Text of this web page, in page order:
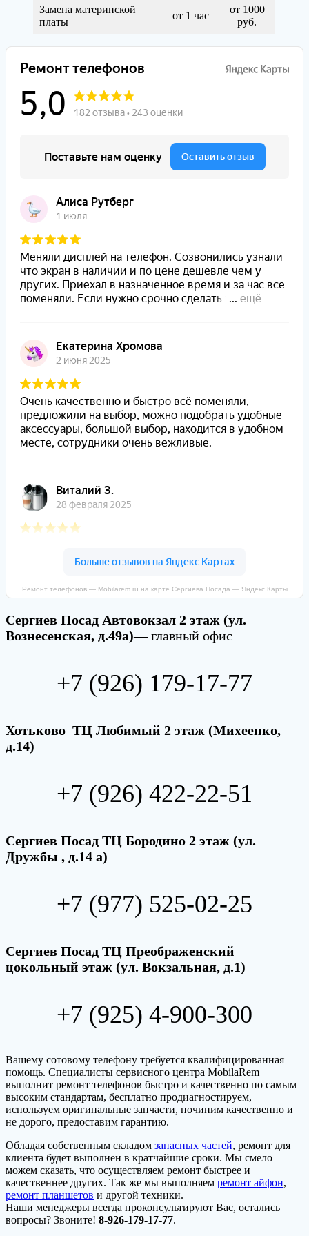
Замена материнской
платы
от 1 час
от 1000
руб.
Ремонт телефонов — Mobilarem.ru на карте Сергиева Посада — Яндекс.Карты
Сергиев Посад Автовокзал 2 этаж (ул.
Вознесенская, д.49а)— главный офис
+7 (926) 179-17-77
Хотьково ТЦ Любимый 2 этаж (Михеенко,
д.14)
+7 (926) 422-22-51
Сергиев Посад ТЦ Бородино 2 этаж (ул.
Дружбы , д.14 а)
+7 (977) 525-02-25
Сергиев Посад ТЦ Преображенский
цокольный этаж (ул. Вокзальная, д.1)
+7 (925) 4-900-300
Вашему сотовому телефону требуется квалифицированная
помощь. Специалисты сервисного центра MobilaRem
выполнит ремонт телефонов быстро и качественно по самым
высоким стандартам, бесплатно продиагностируем,
используем оригинальные запчасти, починим качественно и
не дорого, предоставим гарантию.
Обладая собственным складом запасных частей, ремонт для
клиента будет выполнен в кратчайшие сроки. Мы смело
можем сказать, что осуществляем ремонт быстрее и
качественнее других. Так же мы выполняем ремонт айфон,
ремонт планшетов и другой техники.
Наши менеджеры всегда проконсультируют Вас, остались
вопросы? Звоните! 8-926-179-17-77.